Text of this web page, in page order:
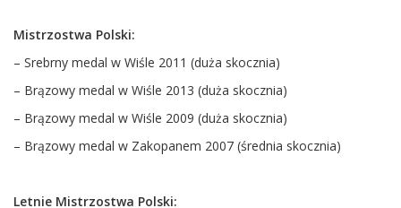
Mistrzostwa Polski:
– Srebrny medal w Wiśle 2011 (duża skocznia)
– Brązowy medal w Wiśle 2013 (duża skocznia)
– Brązowy medal w Wiśle 2009 (duża skocznia)
– Brązowy medal w Zakopanem 2007 (średnia skocznia)
Letnie Mistrzostwa Polski: